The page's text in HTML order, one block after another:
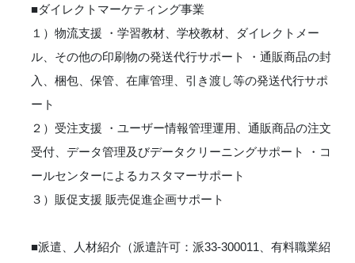
■ダイレクトマーケティング事業
１）物流支援 ・学習教材、学校教材、ダイレクトメー
ル、その他の印刷物の発送代行サポート ・通販商品の封
入、梱包、保管、在庫管理、引き渡し等の発送代行サポ
ート
２）受注支援 ・ユーザー情報管理運用、通販商品の注文
受付、データ管理及びデータクリーニングサポート ・コ
ールセンターによるカスタマーサポート
３）販促支援 販売促進企画サポート
■派遣、人材紹介（派遣許可：派33-300011、有料職業紹